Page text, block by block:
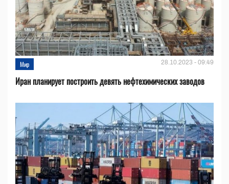
Мир 28.10.2023 - 09:49
Иран планирует построить девять нефтехимических заводов